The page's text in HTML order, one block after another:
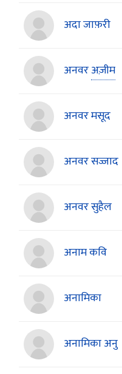
अदा जाफ़री
अनवरअज़ीम
अनवर मसूद
अनवर सज्जाद
अनवर सुहैल
अनाम कवि
अनामिका
अनामिका अनु